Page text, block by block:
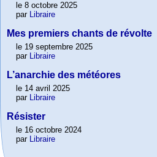
le 8 octobre 2025
par Libraire
Mes premiers chants de révolte
le 19 septembre 2025
par Libraire
L’anarchie des météores
le 14 avril 2025
par Libraire
Résister
le 16 octobre 2024
par Libraire